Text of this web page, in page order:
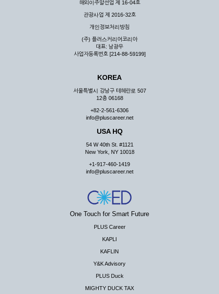
해외이주알선업 제 16-04호
관광사업 제 2016-32호
개인정보처리방침
(주) 플러스커리어코리아
대표: 남광우
사업자등록번호 [214-88-59199]
KOREA
서울특별시 강남구 테헤란로 507
12층 06168
+82-2-561-6306
info@pluscareer.net
USA HQ
54 W 40th St. #1121
New York, NY 10018
+1-917-460-1419
info@pluscareer.net
One Touch for Smart Future
PLUS Career
KAPLI
KAFLIN
Y&K Advisory
PLUS Duck
MIGHTY DUCK TAX